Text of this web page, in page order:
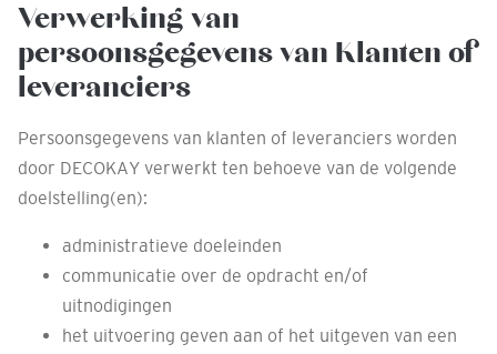
Verwerking van
persoonsgegevens van Klanten of
leveranciers
Persoonsgegevens van klanten of leveranciers worden
door DECOKAY verwerkt ten behoeve van de volgende
doelstelling(en):
administratieve doeleinden
communicatie over de opdracht en/of
uitnodigingen
het uitvoering geven aan of het uitgeven van een